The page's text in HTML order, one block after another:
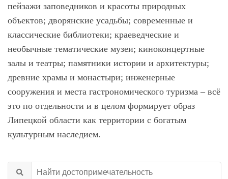
пейзажи заповедников и красоты природных
объектов; дворянские усадьбы; современные и
классические библиотеки; краеведческие и
необычные тематические музеи; киноконцертные
залы и театры; памятники истории и архитектуры;
древние храмы и монастыри; инженерные
сооружения и места гастрономического туризма – всё
это по отдельности и в целом формирует образ
Липецкой области как территории с богатым
культурным наследием.